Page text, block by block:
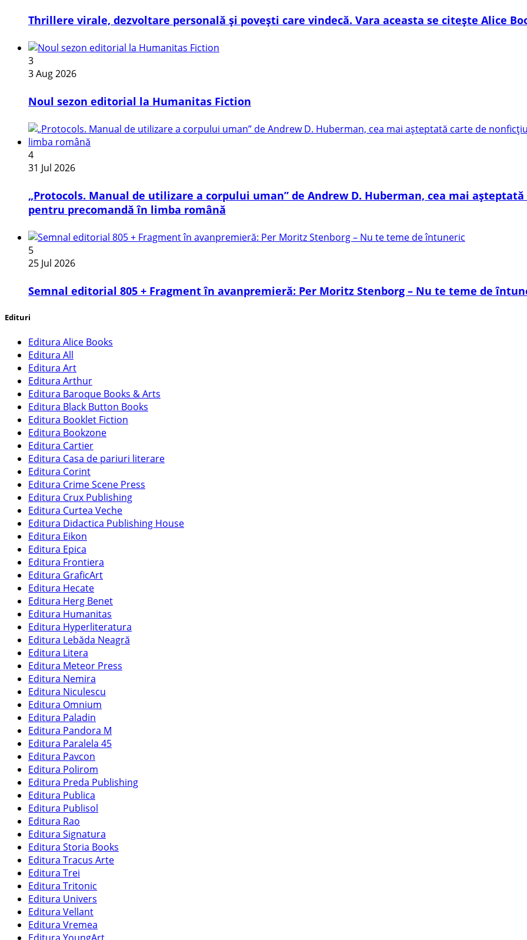
Thrillere virale, dezvoltare personală și povești care vindecă. Vara aceasta se citește Alice
3
3 Aug 2026
​Noul sezon editorial la Humanitas Fiction
4
31 Jul 2026
„Protocols. Manual de utilizare a corpului uman” de Andrew D. Huberman, cea mai
pentru precomandă în limba română
5
25 Jul 2026
Semnal editorial 805 + Fragment în avanpremieră: Per Moritz Stenborg – Nu te teme de
Edituri
Editura Alice Books
Editura All
Editura Art
Editura Arthur
Editura Baroque Books & Arts
Editura Black Button Books
Editura Booklet Fiction
Editura Bookzone
Editura Cartier
Editura Casa de pariuri literare
Editura Corint
Editura Crime Scene Press
Editura Crux Publishing
Editura Curtea Veche
Editura Didactica Publishing House
Editura Eikon
Editura Epica
Editura Frontiera
Editura GraficArt
Editura Hecate
Editura Herg Benet
Editura Humanitas
Editura Hyperliteratura
Editura Lebăda Neagră
Editura Litera
Editura Meteor Press
Editura Nemira
Editura Niculescu
Editura Omnium
Editura Paladin
Editura Pandora M
Editura Paralela 45
Editura Pavcon
Editura Polirom
Editura Preda Publishing
Editura Publica
Editura Publisol
Editura Rao
Editura Signatura
Editura Storia Books
Editura Tracus Arte
Editura Trei
Editura Tritonic
Editura Univers
Editura Vellant
Editura Vremea